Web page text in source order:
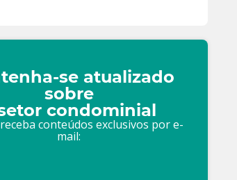
se atualizado
sobre
condominial
conteúdos exclusivos por e-
mail: